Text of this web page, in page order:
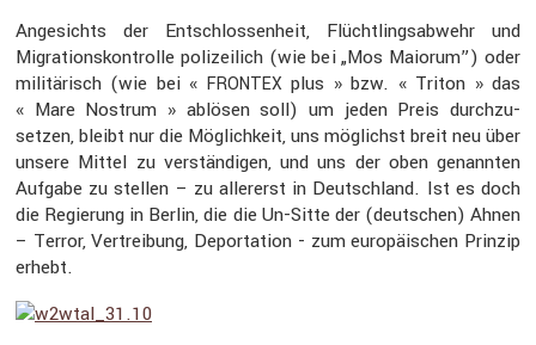
Angesichts der Entschlos­sen­heit, Flücht­lings­ab­wehr und
Migra­ti­ons­kon­trolle polizei­lich (wie bei „Mos Maiorum”) oder
militä­risch (wie bei « FRONTEX plus » bzw. « Triton » das
« Mare Nostrum » ablösen soll) um jeden Preis durch­zu­
setzen, bleibt nur die Möglich­keit, uns möglichst breit neu über
unsere Mittel zu verstän­digen, und uns der oben genannten
Aufgabe zu stellen – zu aller­erst in Deutsch­land. Ist es doch
die Regie­rung in Berlin, die die Un-Sitte der (deutschen) Ahnen
– Terror, Vertrei­bung, Depor­ta­tion - zum europäi­schen Prinzip
erhebt.